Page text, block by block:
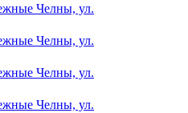
Челны, ул.
Челны, ул.
Челны, ул.
Челны, ул.